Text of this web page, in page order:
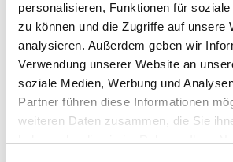
personalisieren, Funktionen für
zu können und die Zugriffe auf unsere
analysieren. Außerdem geben wir
Verwendung unserer Website an
soziale Medien, Werbung und
Partner führen diese Informationen
weiteren Daten zusammen, die Sie